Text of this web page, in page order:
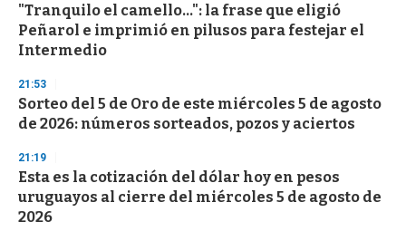
"Tranquilo el camello...": la frase que eligió
Peñarol e imprimió en pilusos para festejar el
Intermedio
21:53
Sorteo del 5 de Oro de este miércoles 5 de agosto
de 2026: números sorteados, pozos y aciertos
21:19
Esta es la cotización del dólar hoy en pesos
uruguayos al cierre del miércoles 5 de agosto de
2026